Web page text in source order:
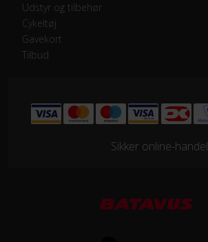
Frontklinger
Geargruppe
Kranksæt
Udstyr og tilbehør
Cykeltøj
Gavekort
Tilbud
Sikker online-handel